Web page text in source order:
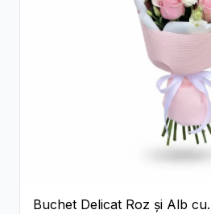
Buchet Delicat Roz și Alb cu